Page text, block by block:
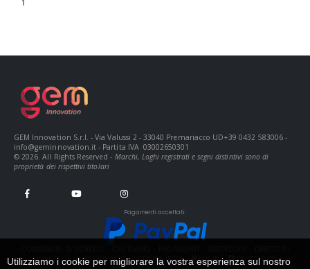
1
GEM Innovation S.r.l. - Via Valussi 2 - 33040 Premariacco UD+39 0432 583006 -
info@geminnovation.it - Partita IVA 03002650301
© 2026. All Rights Reserved - Marchi, Loghi registrati e segni distintivi sono di
proprietà dei rispettivi titolari
Pagamenti accettati:
RECESSO
INFO PRIVACY COOKIES INFO LOGIN REGISTRATI
Utilizziamo i cookie per migliorare la vostra esperienza sul nostro